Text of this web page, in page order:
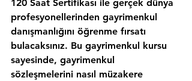
120 Saat Sertifikası ile gerçek dünya
profesyonellerinden gayrimenkul
danışmanlığını öğrenme fırsatı
bulacaksınız. Bu gayrimenkul kursu
sayesinde, gayrimenkul
sözleşmelerini nasıl müzakere